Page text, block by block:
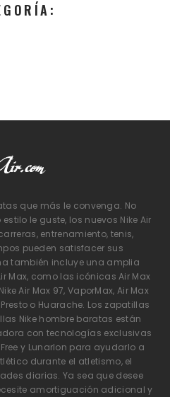
que más le convenga. No
le guste, los nuevos Nike Air
entrenamiento, tenis,
pueden satisfacer sus
también incluye una amplia
Max, como las icónicas Air Max
Air Max 97, VaporMax, Air Max
Presto o Huarache. Los zapatillas
Nike hombre baratas están
con tecnologías exclusivas
y Lunarlon para ayudarlo a
durante el atletismo, el
diarias. Ya sea que desee
amortiguación adicional y